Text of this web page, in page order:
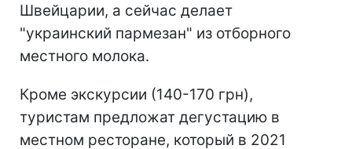
Швейцарии, а сейчас делает
"украинский пармезан" из отборного
местного молока.
Кроме экскурсии (140-170 грн),
туристам предложат дегустацию в
местном ресторане, который в 2021